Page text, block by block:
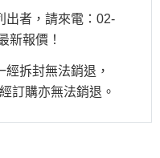
出者，請來電：02-
新報價！
拆封無法銷退，
訂購亦無法銷退。